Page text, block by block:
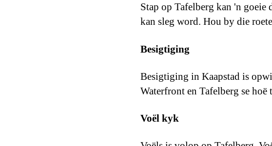
Stap op Tafelberg kan 'n goeie
kan sleg word. Hou by die
Besigtiging
Besigtiging in Kaapstad is
Waterfront en Tafelberg se hoë
Voël kyk